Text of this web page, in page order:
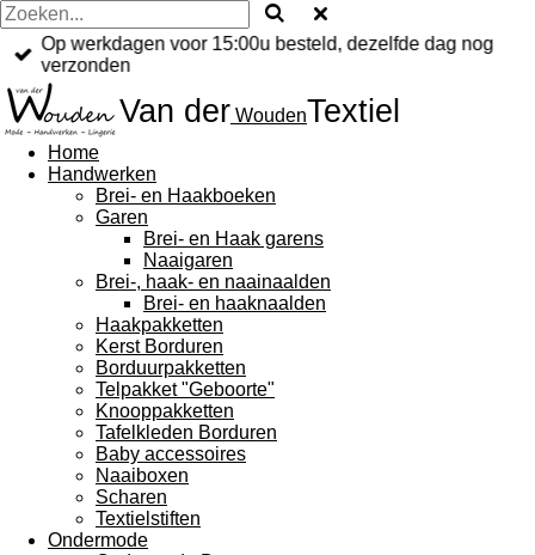
Op werkdagen voor 15:00u besteld, dezelfde dag nog
verzonden
Van der WoudenTextiel
Home
Handwerken
Brei- en Haakboeken
Garen
Brei- en Haak garens
Naaigaren
Brei-, haak- en naainaalden
Brei- en haaknaalden
Haakpakketten
Kerst Borduren
Borduurpakketten
Telpakket "Geboorte"
Knooppakketten
Tafelkleden Borduren
Baby accessoires
Naaiboxen
Scharen
Textielstiften
Ondermode